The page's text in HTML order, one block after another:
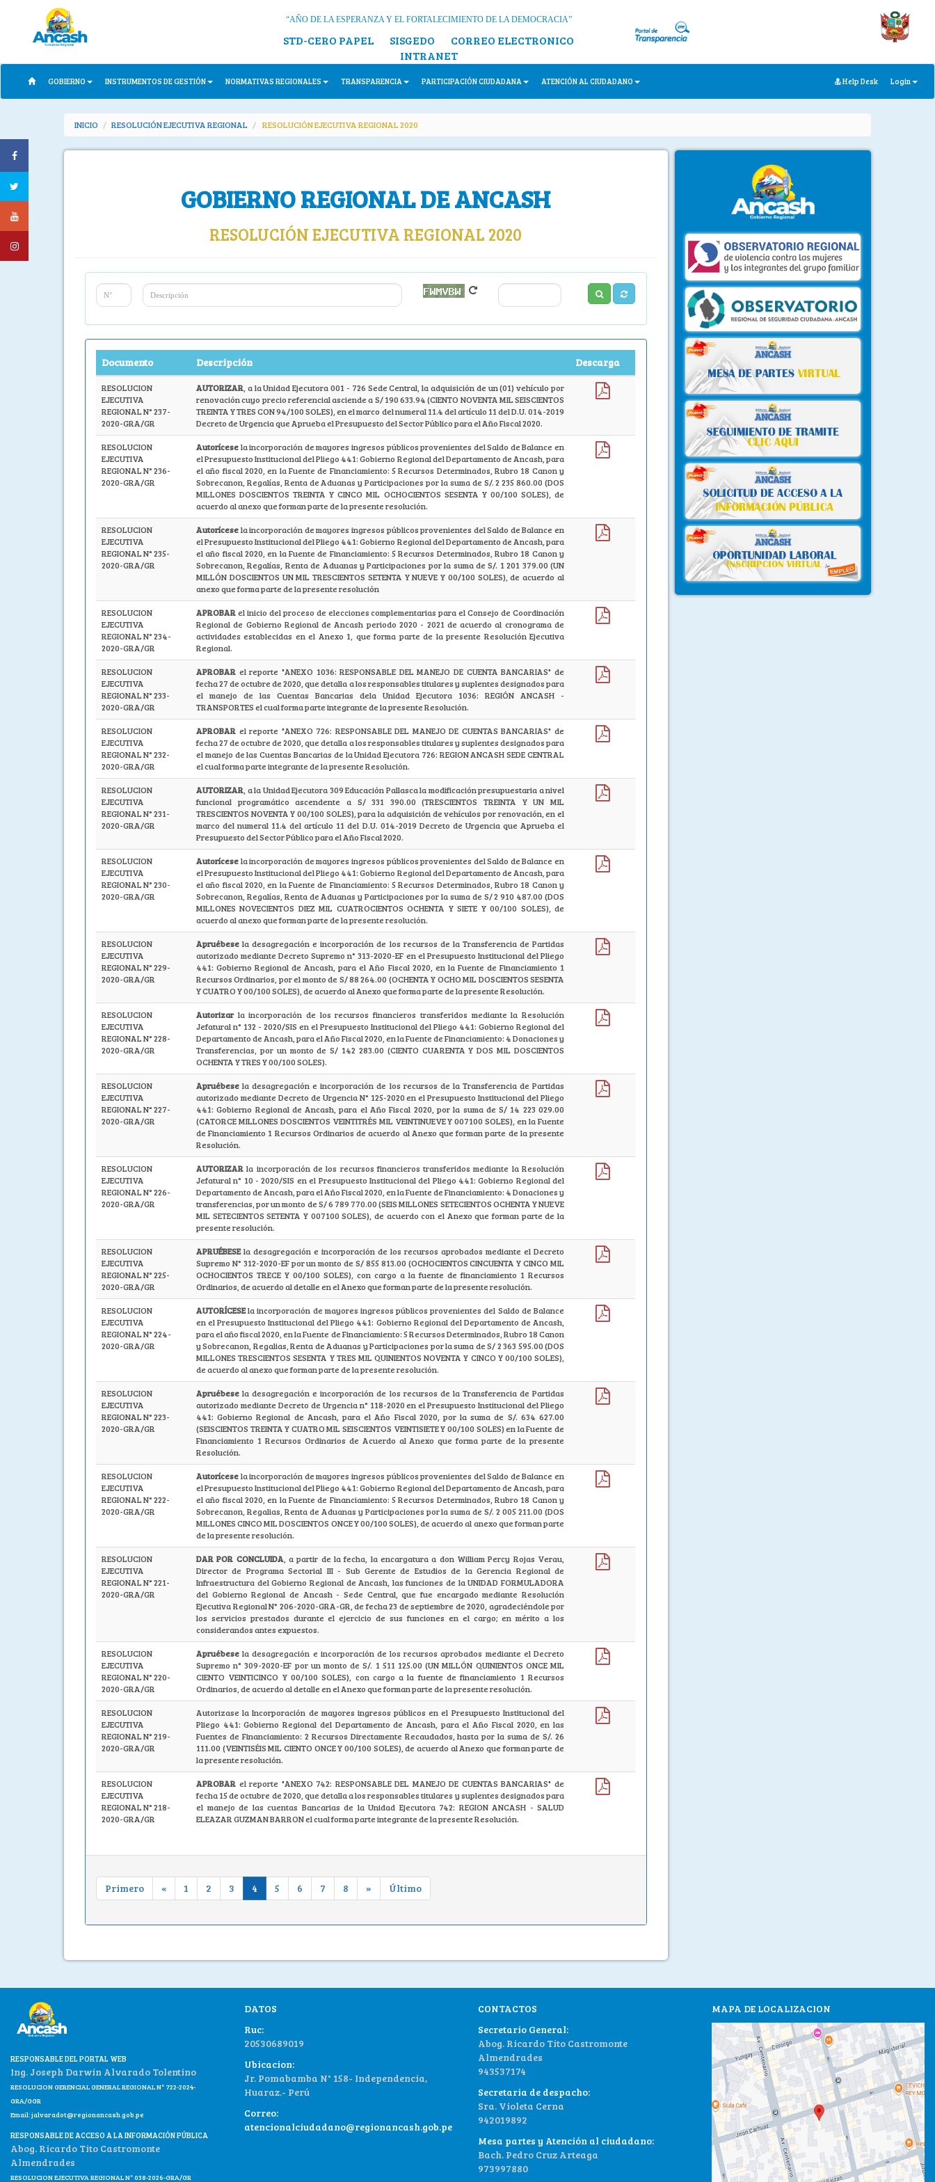
“AÑO DE LA ESPERANZA Y EL FORTALECIMIENTO DE LA DEMOCRACIA”
STD-CERO PAPEL SISGEDO
CORREO ELECTRONICO
INTRANET
GOBIERNO INSTRUMENTOS DE GESTIÓN NORMATIVAS REGIONALES TRANSPARENCIA PARTICIPACIÓN CIUDADANA ATENCIÓN AL CIUDADANO Help Desk Login
INICIO RESOLUCIÓN EJECUTIVA REGIONAL RESOLUCIÓN EJECUTIVA REGIONAL 2020
GOBIERNO REGIONAL DE ANCASH
RESOLUCIÓN EJECUTIVA REGIONAL 2020
Documento Descripción Descarga
RESOLUCION
EJECUTIVA
REGIONAL N° 237-
2020-GRA/GR
AUTORIZAR , a la Unidad Ejecutora 001 - 726 Sede Central, la adquisición de un (01) vehículo por
renovación cuyo precio referencial asciende a S/ 190 633.94 (CIENTO NOVENTA MIL SEISCIENTOS
TREINTA Y TRES CON 94/100 SOLES), en el marco del numeral 11.4 del artículo 11 del D.U. 014-2019
Decreto de Urgencia que Aprueba el Presupuesto del Sector Público para el Año Fiscal 2020.
RESOLUCION
EJECUTIVA
REGIONAL N° 236-
2020-GRA/GR
Autorícesela incorporación de mayores ingresos públicos provenientes del Saldo de Balance en
el Presupuesto Institucional del Pliego 441: Gobierno Regional del Departamento de Ancash, para
el año fiscal 2020, en la Fuente de Financiamiento: 5 Recursos Determinados, Rubro 18 Canon y
Sobrecanon, Regalías, Renta de Aduanas y Participaciones por la suma de S/. 2 235 860.00 (DOS
MILLONES DOSCIENTOS TREINTA Y CINCO MIL OCHOCIENTOS SESENTA Y 00/100 SOLES), de
acuerdo al anexo que forman parte de la presente resolución.
RESOLUCION
EJECUTIVA
REGIONAL N° 235-
2020-GRA/GR
Autorícesela incorporación de mayores ingresos públicos provenientes del Saldo de Balance en
el Presupuesto Institucional del Pliego 441: Gobierno Regional del Departamento de Ancash, para
el año fiscal 2020, en la Fuente de Financiamiento: 5 Recursos Determinados, Rubro 18 Canon y
Sobrecanon, Regalías, Renta de Aduanas y Participaciones por la suma de S/. 1 201 379.00 (UN
MILLÓN DOSCIENTOS UN MIL TRESCIENTOS SETENTA Y NUEVE Y 00/100 SOLES), de acuerdo al
anexo que forma parte de la presente resolución
RESOLUCION
EJECUTIVA
REGIONAL N° 234-
2020-GRA/GR
APROBARel inicio del proceso de elecciones complementarias para el Consejo de Coordinación
Regional de Gobierno Regional de Ancash periodo 2020 - 2021 de acuerdo al cronograma de
actividades establecidas en el Anexo 1, que forma parte de la presente Resolución Ejecutiva
Regional.
RESOLUCION
EJECUTIVA
REGIONAL N° 233-
2020-GRA/GR
APROBAR el reporte "ANEXO 1036: RESPONSABLE DEL MANEJO DE CUENTA BANCARIAS" de
fecha 27 de octubre de 2020, que detalla a los responsables titulares y suplentes designados para
el manejo de las Cuentas Bancarias dela Unidad Ejecutora 1036: REGIÓN ANCASH -
TRANSPORTES el cual forma parte integrante de la presente Resolución.
RESOLUCION
EJECUTIVA
REGIONAL N° 232-
2020-GRA/GR
APROBAR el reporte "ANEXO 726: RESPONSABLE DEL MANEJO DE CUENTAS BANCARIAS" de
fecha 27 de octubre de 2020, que detalla a los responsables titulares y suplentes designados para
el manejo de las Cuentas Bancarias de la Unidad Ejecutora 726: REGION ANCASH SEDE CENTRAL
el cual forma parte integrante de la presente Resolución.
RESOLUCION
EJECUTIVA
REGIONAL N° 231-
2020-GRA/GR
AUTORIZAR , a la Unidad Ejecutora 309 Educación Pallasca la modificación presupuestaria a nivel
funcional programático ascendente a S/ 331 390.00 (TRESCIENTOS TREINTA Y UN MIL
TRESCIENTOS NOVENTA Y 00/100 SOLES), para la adquisición de vehículos por renovación, en el
marco del numeral 11.4 del artículo 11 del D.U. 014-2019 Decreto de Urgencia que Aprueba el
Presupuesto del Sector Público para el Año Fiscal 2020.
RESOLUCION
EJECUTIVA
REGIONAL N° 230-
2020-GRA/GR
Autorícesela incorporación de mayores ingresos públicos provenientes del Saldo de Balance en
el Presupuesto Institucional del Pliego 441: Gobierno Regional del Departamento de Ancash, para
el año fiscal 2020, en la Fuente de Financiamiento: 5 Recursos Determinados, Rubro 18 Canon y
Sobrecanon, Regalías, Renta de Aduanas y Participaciones por la suma de S/ 2 910 487.00 (DOS
MILLONES NOVECIENTOS DIEZ MIL CUATROCIENTOS OCHENTA Y SIETE Y 00/100 SOLES), de
acuerdo al anexo que forman parte de la presente resolución.
RESOLUCION
EJECUTIVA
REGIONAL N° 229-
2020-GRA/GR
Apruébese la desagregación e incorporación de los recursos de la Transferencia de Partidas
autorizado mediante Decreto Supremo n° 313-2020-EF en el Presupuesto Institucional del Pliego
441: Gobierno Regional de Ancash, para el Año Fiscal 2020, en la Fuente de Financiamiento 1
Recursos Ordinarios, por el monto de S/ 88 264.00 (OCHENTA Y OCHO MIL DOSCIENTOS SESENTA
Y CUATRO Y 00/100 SOLES), de acuerdo al Anexo que forma parte de la presente Resolución.
RESOLUCION
EJECUTIVA
REGIONAL N° 228-
2020-GRA/GR
Autorizarla incorporación de los recursos financieros transferidos mediante la Resolución
Jefatural n° 132 - 2020/SIS en el Presupuesto Institucional del Pliego 441: Gobierno Regional del
Departamento de Ancash, para el Año Fiscal 2020, en la Fuente de Financiamiento: 4 Donaciones y
Transferencias, por un monto de S/ 142 283.00 (CIENTO CUARENTA Y DOS MIL DOSCIENTOS
OCHENTA Y TRES Y 00/100 SOLES).
RESOLUCION
EJECUTIVA
REGIONAL N° 227-
2020-GRA/GR
Apruébese la desagregación e incorporación de los recursos de la Transferencia de Partidas
autorizado mediante Decreto de Urgencia N° 125-2020 en el Presupuesto Institucional del Pliego
441: Gobierno Regional de Ancash, para el Año Fiscal 2020, por la suma de S/ 14 223 029.00
(CATORCE MILLONES DOSCIENTOS VEINTITRÉS MIL VEINTINUEVE Y 007100 SOLES), en la Fuente
de Financiamiento 1 Recursos Ordinarios de acuerdo al Anexo que forman parte de la presente
Resolución.
RESOLUCION
EJECUTIVA
REGIONAL N° 226-
2020-GRA/GR
AUTORIZAR la incorporación de los recursos financieros transferidos mediante la Resolución
Jefatural n° 10 - 2020/SIS en el Presupuesto Institucional del Pliego 441: Gobierno Regional del
Departamento de Ancash, para el Año Fiscal 2020, en la Fuente de Financiamiento: 4 Donaciones y
transferencias, por un monto de S/ 6 789 770.00 (SEIS MILLONES SETECIENTOS OCHENTA Y NUEVE
MIL SETECIENTOS SETENTA Y 007100 SOLES), de acuerdo con el Anexo que forman parte de la
presente resolución.
RESOLUCION
EJECUTIVA
REGIONAL N° 225-
2020-GRA/GR
APRUÉBESEla desagregación e incorporación de los recursos aprobados mediante el Decreto
Supremo N° 312-2020-EF por un monto de S/ 855 813.00 (OCHOCIENTOS CINCUENTA Y CINCO MIL
OCHOCIENTOS TRECE Y 00/100 SOLES), con cargo a la fuente de financiamiento 1 Recursos
Ordinarios, de acuerdo al detalle en el Anexo que forman parte de la presente resolución.
RESOLUCION
EJECUTIVA
REGIONAL N° 224-
2020-GRA/GR
AUTORÍCESEla incorporación de mayores ingresos públicos provenientes del Saldo de Balance
en el Presupuesto Institucional del Pliego 441: Gobierno Regional del Departamento de Ancash,
para el año fiscal 2020, en la Fuente de Financiamiento: 5 Recursos Determinados, Rubro 18 Canon
y Sobrecanon, Regalias, Renta de Aduanas y Participaciones por la suma de S/ 2 363 595.00 (DOS
MILLONES TRESCIENTOS SESENTA Y TRES MIL QUINIENTOS NOVENTA Y CINCO Y 00/100 SOLES),
de acuerdo al anexo que forman parte de la presente resolución.
RESOLUCION
EJECUTIVA
REGIONAL N° 223-
2020-GRA/GR
Apruébese la desagregación e incorporación de los recursos de la Transferencia de Partidas
autorizado mediante Decreto de Urgencia n° 118-2020 en el Presupuesto Institucional del Pliego
441: Gobierno Regional de Ancash, para el Año Fiscal 2020, por la suma de S/. 634 627.00
(SEISCIENTOS TREINTA Y CUATRO MIL SEISCIENTOS VEINTISIETE Y 00/100 SOLES) en la Fuente de
Financiamiento 1 Recursos Ordinarios de Acuerdo al Anexo que forma parte de la presente
Resolución.
RESOLUCION
EJECUTIVA
REGIONAL N° 222-
2020-GRA/GR
Autorícesela incorporación de mayores ingresos públicos provenientes del Saldo de Balance en
el Presupuesto Institucional del Pliego 441: Gobierno Regional del Departamento de Ancash, para
el año fiscal 2020, en la Fuente de Financiamiento: 5 Recursos Determinados, Rubro 18 Canon y
Sobrecanon, Regalias, Renta de Aduanas y Participaciones por la suma de S/. 2 005 211.00 (DOS
MILLONES CINCO MIL DOSCIENTOS ONCE Y 00/100 SOLES), de acuerdo al anexo que forman parte
de la presente resolución.
RESOLUCION
EJECUTIVA
REGIONAL N° 221-
2020-GRA/GR
DAR POR CONCLUIDA, a partir de la fecha, la encargatura a don William Percy Rojas Verau,
Director de Programa Sectorial III - Sub Gerente de Estudios de la Gerencia Regional de
Infraestructura del Gobierno Regional de Ancash, las funciones de la UNIDAD FORMULADORA
del Gobierno Regional de Ancash - Sede Central, que fue encargado mediante Resolución
Ejecutiva Regional N° 206-2020-GRA-GR, de fecha 23 de septiembre de 2020, agradeciéndole por
los servicios prestados durante el ejercicio de sus funciones en el cargo; en mérito a los
considerandos antes expuestos.
RESOLUCION
EJECUTIVA
REGIONAL N° 220-
2020-GRA/GR
Apruébese la desagregación e incorporación de los recursos aprobados mediante el Decreto
Supremo n° 309-2020-EF por un monto de S/. 1 511 125.00 (UN MILLÓN QUINIENTOS ONCE MIL
CIENTO VEINTICINCO Y 00/100 SOLES), con cargo a la fuente de financiamiento 1 Recursos
Ordinarios, de acuerdo al detalle en el Anexo que forman parte de la presente resolución.
RESOLUCION
EJECUTIVA
REGIONAL N° 219-
2020-GRA/GR
Autorizase la Incorporación de mayores ingresos públicos en el Presupuesto Institucional del
Pliego 441: Gobierno Regional del Departamento de Ancash, para el Año Fiscal 2020, en las
Fuentes de Financiamiento: 2 Recursos Directamente Recaudados, hasta por la suma de S/. 26
111.00 (VEINTISÉIS MIL CIENTO ONCE Y 00/100 SOLES), de acuerdo al Anexo que forman parte de
la presente resolución.
RESOLUCION
EJECUTIVA
REGIONAL N° 218-
2020-GRA/GR
APROBAR el reporte "ANEXO 742: RESPONSABLE DEL MANEJO DE CUENTAS BANCARIAS" de
fecha 15 de octubre de 2020, que detalla a los responsables titulares y suplentes designados para
el manejo de las cuentas Bancarias de la Unidad Ejecutora 742: REGION ANCASH - SALUD
ELEAZAR GUZMAN BARRON el cual forma parte integrante de la presente Resolución.
Primero « 1 2 3 4 5 6 7 8 » Último
RESPONSABLE DEL PORTAL WEB
Ing. Joseph Darwin Alvarado Tolentino
RESOLUCION GERENCIAL GENERAL REGIONAL N° 722-2024-
GRA/GGR
Email:jalvaradot@regionancash.gob.pe
RESPONSABLE DE ACCESO A LA INFORMACIÓN PÚBLICA
Abog. Ricardo Tito Castromonte
Almendrades
RESOLUCION EJECUTIVA REGIONAL N° 038-2026-GRA/GR
DATOS
Ruc:
20530689019
Ubicacion:
Jr. Pomabamba N° 158- Independencia,
Huaraz.- Perú
Correo:
atencionalciudadano@regionancash.gob.pe
CONTACTOS
Secretario General:
Abog. Ricardo Tito Castromonte
Almendrades
943537174
Secretaria de despacho:
Sra. Violeta Cerna
942019892
Mesa partes y Atención al ciudadano:
Bach. Pedro Cruz Arteaga
973997880
MAPA DE LOCALIZACION